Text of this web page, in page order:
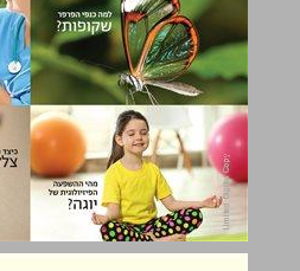
מודלים פדגוגיים ... 6